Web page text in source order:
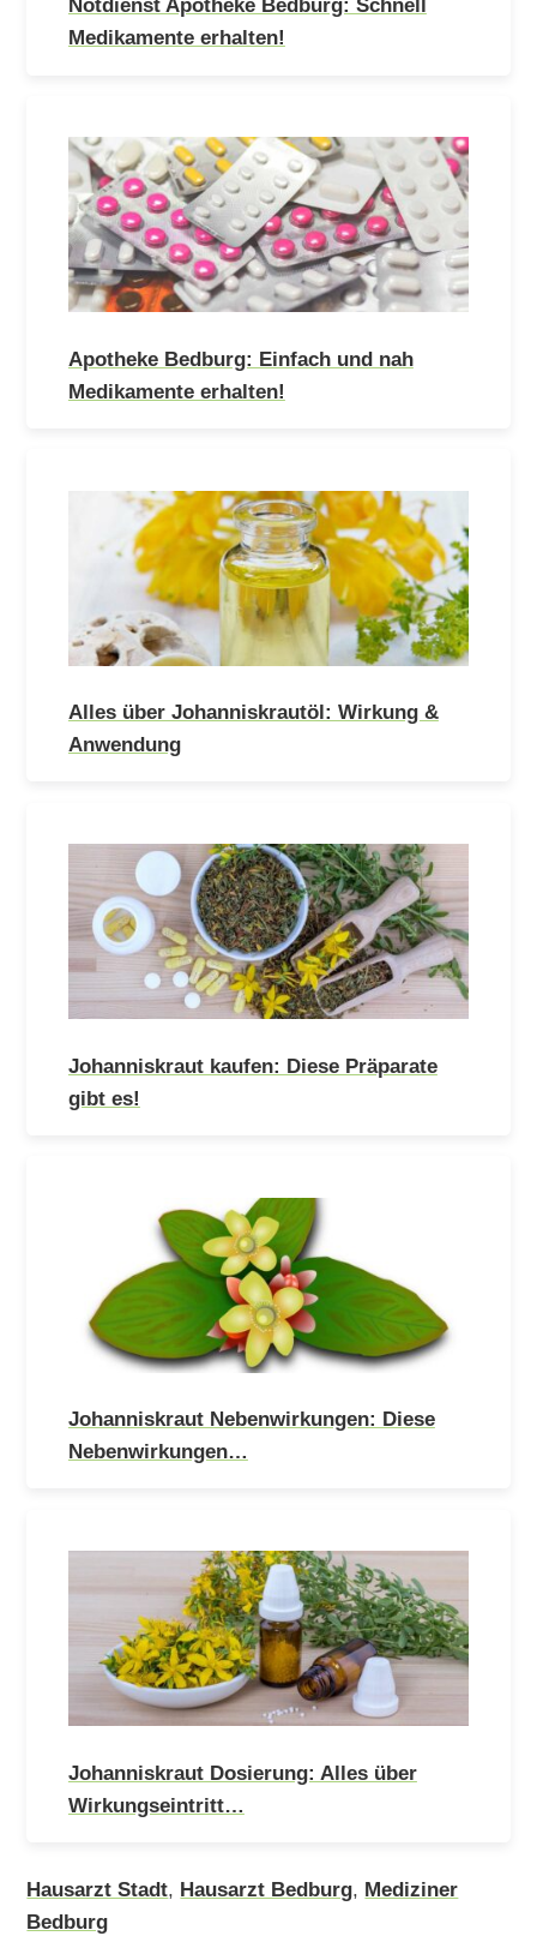
Notdienst Apotheke Bedburg: Schnell
Medikamente erhalten!
Apotheke Bedburg: Einfach und nah
Medikamente erhalten!
Alles über Johanniskrautöl: Wirkung &
Anwendung
Johanniskraut kaufen: Diese Präparate
gibt es!
Johanniskraut Nebenwirkungen: Diese
Nebenwirkungen…
Johanniskraut Dosierung: Alles über
Wirkungseintritt…
Hausarzt Stadt, Hausarzt Bedburg, Mediziner
Bedburg